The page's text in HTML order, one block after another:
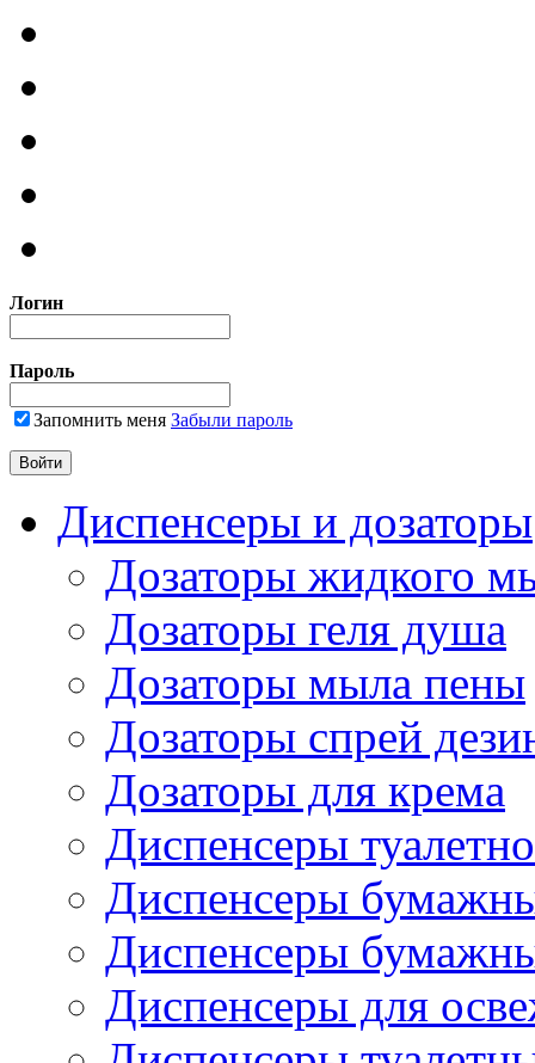
Логин
Пароль
Запомнить меня Забыли пароль
Диспенсеры и дозаторы
Дозаторы жидкого
Дозаторы геля душа
Дозаторы мыла пены
Дозаторы спрей
Дозаторы для крема
Диспенсеры
Диспенсеры
Диспенсеры
Диспенсеры для